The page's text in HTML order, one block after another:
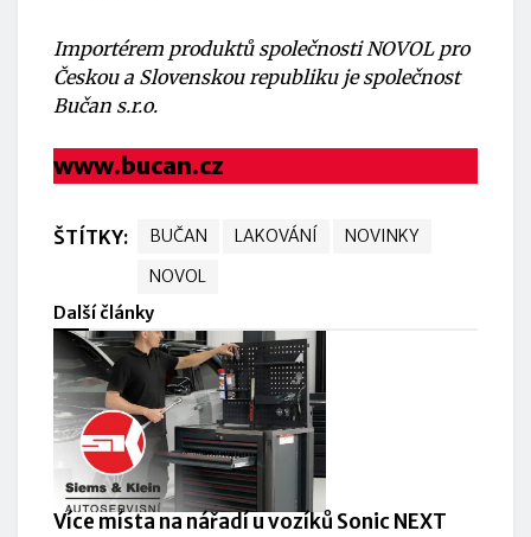
Importérem produktů společnosti NOVOL pro
Českou a Slovenskou republiku je společnost
Bučan s.r.o.
www.bucan.cz
ŠTÍTKY: BUČAN LAKOVÁNÍ
NOVINKY
NOVOL
Další články
Více místa na nářadí u vozíků Sonic NEXT